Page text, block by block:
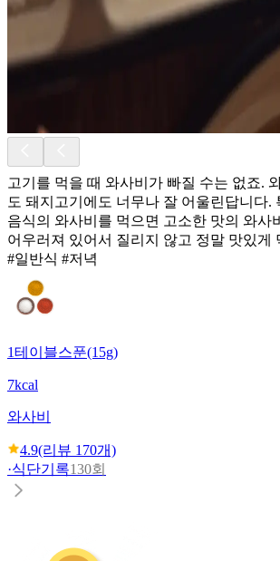
고기를 먹을 때 와사비가 빠질 수는 없죠.
도 돼지고기에도 너무나 잘 어울린답니다.
음식의 와사비를 먹으면 고소한 맛의 와사
어우러져 있어서 질리지 않고 정말 맛있게
#일반식 #저녁
1테이블스푼(15g)
7kcal
와사비
4.9(리뷰 170개)
·식단기록130회